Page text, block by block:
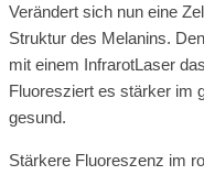
Verändert sich nun eine
Struktur des Melanins.
mit einem InfrarotLaser
Fluoresziert es stärker im
gesund.
Stärkere Fluoreszenz im